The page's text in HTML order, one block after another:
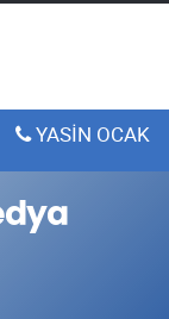
YASİN OCAK